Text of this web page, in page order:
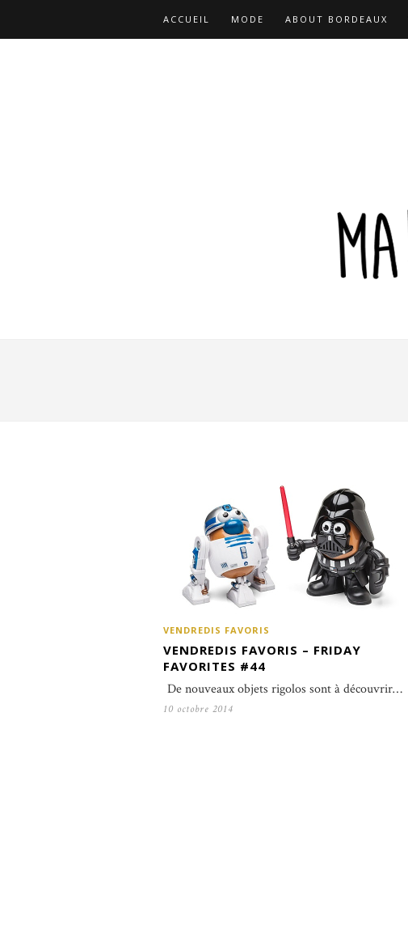
ACCUEIL MODE ABOUT BORDEAUX
VENDREDIS FAVORIS
VENDREDIS FAVORIS – FRIDAY
FAVORITES #44
De nouveaux objets rigolos sont à découvrir…
10 octobre 2014